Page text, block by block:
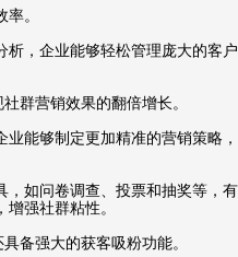
。
析，企业能够轻松管理庞大的客户
群营销效果的翻倍增长。
能够制定更加精准的营销策略，
，如问卷调查、投票和抽奖等，有
强社群粘性。
备强大的获客吸粉功能。